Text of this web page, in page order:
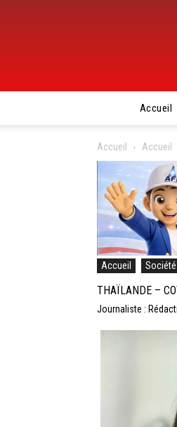
Accueil
Accueil Accueil
Accueil Société
THAÏLANDE –
Journaliste :